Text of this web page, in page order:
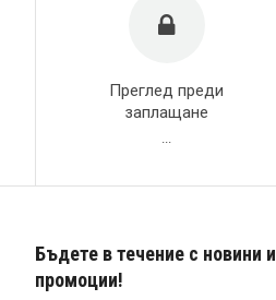
Преглед преди
заплащане
Бъдете в течение с новини и
промоции!